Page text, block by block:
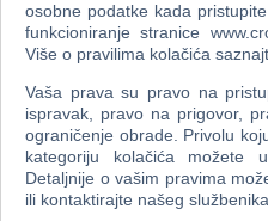
Popularno
Evil Genius 2 World
osobne podatke kada
funkcioniranje stranice
Više o pravilima kolačića
Vaša prava su pravo na
ispravak, pravo na prigovor,
ograničenje obrade. Privolu
kategoriju kolačića možete
Detaljnije o vašim pravima
ili kontaktirajte našeg